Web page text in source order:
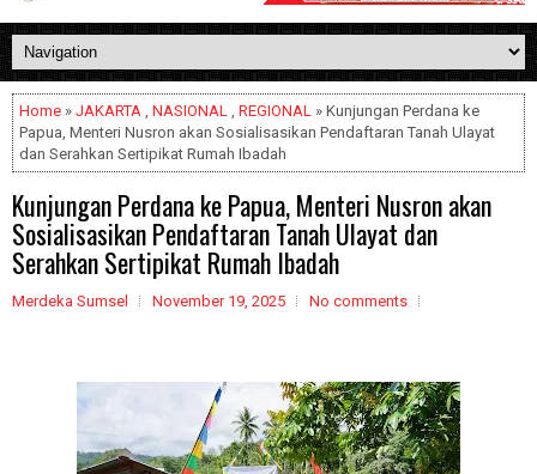
Home » JAKARTA , NASIONAL , REGIONAL » Kunjungan Perdana ke
Papua, Menteri Nusron akan Sosialisasikan Pendaftaran Tanah Ulayat
dan Serahkan Sertipikat Rumah Ibadah
Kunjungan Perdana ke Papua, Menteri Nusron akan
Sosialisasikan Pendaftaran Tanah Ulayat dan
Serahkan Sertipikat Rumah Ibadah
Merdeka Sumsel November 19, 2025 No comments